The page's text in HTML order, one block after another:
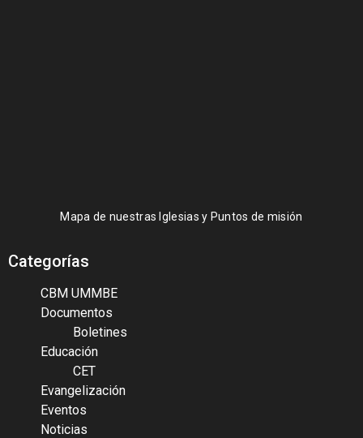
Mapa de nuestras Iglesias y Puntos de misión
Categorías
CBM UMMBE
Documentos
Boletines
Educación
CET
Evangelización
Eventos
Noticias